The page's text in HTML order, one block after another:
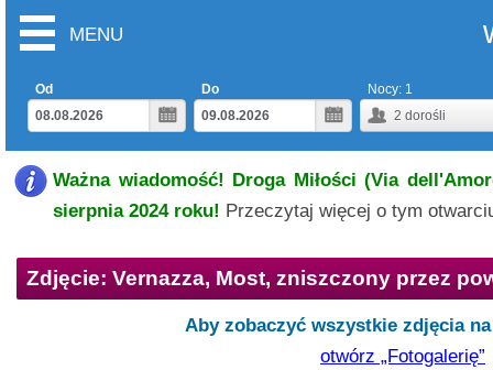
MENU
Od
Do
2 dorośli
Nocy: 1
Ważna wiadomość! Droga Miłości (Via
sierpnia 2024 roku! Przeczytaj więcej o tym
Zdjęcie: Vernazza, Most, zniszczony przez
Aby zobaczyć wszystkie zdjęcia
otwórz „Fotogalerię”